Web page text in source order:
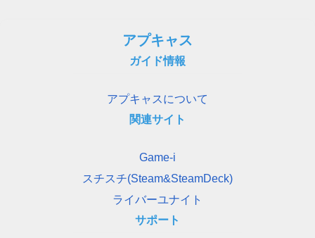
アプキャス
ガイド情報
アプキャスについて
関連サイト
Game-i
スチスチ(Steam&SteamDeck)
ライバーユナイト
サポート